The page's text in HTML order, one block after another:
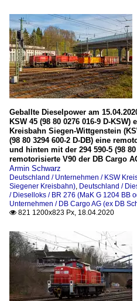
Geballte Dieselpower am
KSW 45 (98 80 0276 016-9 D-KSW)
Kreisbahn Siegen-Wittgenstein
(98 80 3294 600-2 D-DB) eine
und hinten mit der 294 590-5 (98
remotorisierte V90 der DB Cargo
Armin Schwarz
Deutschland / Unternehmen / KSW
Siegener Kreisbahn), Deutschland /
/ Dieselloks / BR 276 (MaK G 1204 BB
Unternehmen / DB Cargo AG (ex DB
 821 1200x823 Px, 18.04.2020